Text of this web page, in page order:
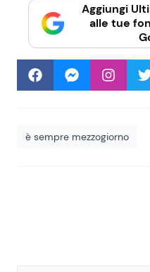
Aggiungi
alle tue
è sempre mezzogiorno